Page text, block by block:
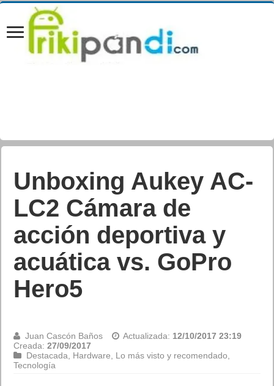
Unboxing Aukey AC-
LC2 Cámara de
acción deportiva y
acuática vs. GoPro
Hero5
Juan Cascón Baños Actualizada: 12/10/2017 23:19
Creada:27/09/2017
Destacada
Hardware Lo más visto y recomendado
Tecnología